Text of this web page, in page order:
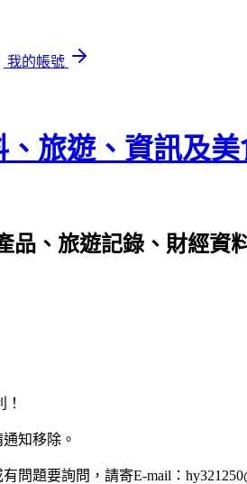
我的帳號
、旅遊、資訊及
品、旅遊記錄、財經資
知移除。
問題要詢問，請寄E-mail：